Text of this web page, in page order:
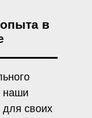
в
наши
своих